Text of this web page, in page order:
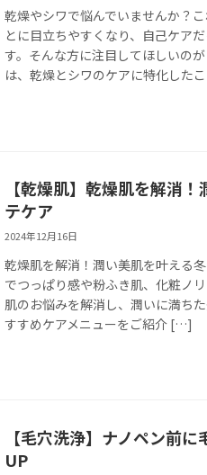
乾燥やシワで悩んでいませんか？
とに目立ちやすくなり、自己ケア
す。そんな方に注目してほしいの
は、乾燥とシワのケアに特化した
【乾燥肌】乾燥肌を解消
テケア
2024年12月16日
乾燥肌を解消！潤い美肌を叶える
でつっぱり感や粉ふき肌、化粧ノ
肌のお悩みを解消し、潤いに満ち
すすめケアメニューをご紹介 […]
【毛穴洗浄】ナノペン前
UP